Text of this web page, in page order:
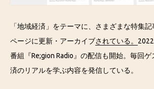
「地域経済」をテーマに、さまざまな特集
ページに更新・アーカイブされている。
番組『Re;gion Radio』の配信も開始。毎回
済のリアルを学ぶ内容を発信している。